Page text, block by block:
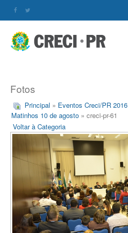
Fotos
Principal » Eventos Creci/PR 2016
Matinhos 10 de agosto » creci-pr-61
Voltar à Categoria